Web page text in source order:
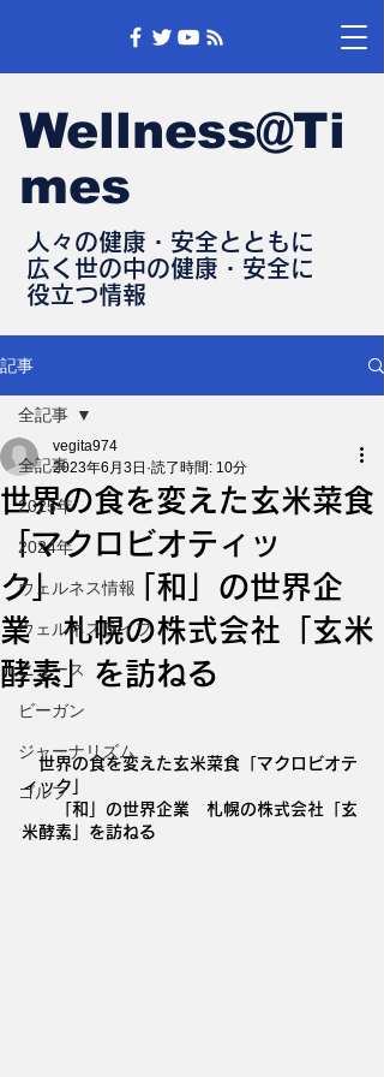
Wellness@Ti
mes
人々の健康・安全とともに
​広く世の中の健康・安全に
​役立つ情報
記事
全記事
2025年
2024年
ウェルネス情報
ウェルネスライフ
ニュース
ビーガン
ジャーナリズム
ゴルフ
全記事
世界の食を変えた玄米菜食
「マクロビオティッ
ク」 「和」の世界企
業 札幌の株式会社「玄米
酵素」を訪ねる
vegita974
2023年6月3日 読了時間: 10分
世界の食を変えた玄米菜食「マクロビオテ
ィック」
「和」の世界企業　札幌の株式会社「玄
米酵素」を訪ねる